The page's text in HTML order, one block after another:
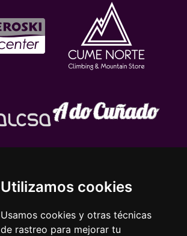
Utilizamos cookies
Usamos cookies y otras técnicas
de rastreo para mejorar tu